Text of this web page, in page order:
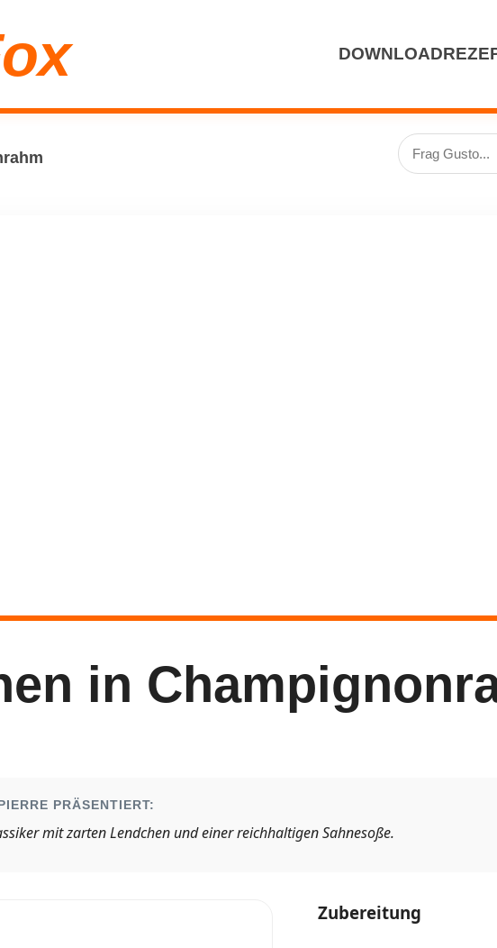
DOWNLOAD
in
PRÄSENTIERT:
mit zarten Lendchen und einer reichhaltigen Sahnesoße.
Zubereitung